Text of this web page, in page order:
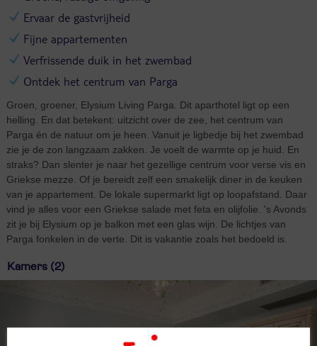
Ervaar de gastvrijheid
Fijne appartementen
Verfrissende duik in het zwembad
Ontdek het centrum van Parga
Groen, groener, Elysium Living Parga. Dit aparthotel ligt op een
helling. En dat betekent: uitzicht over de zee, het centrum van
Parga én de natuur om je heen. Vanuit je ligbedje bij het zwembad
zie je de zon langzaam zakken. Je voelt de warmte op je huid. En
straks? Dan slenter je naar het gezellige centrum voor verse vis en
Griekse mezze. Of je bereidt zelf een smakelijk diner in de keuken
van je appartement. De lokale supermarkt ligt op loopafstand. Daar
vind je alles voor een Griekse salade met feta en olijfolie. 's Avonds
zit je bij Elysium op je balkon met een glas wijn. De lichtjes van
Parga fonkelen in de verte. Dit is vakantie zoals het bedoeld is.
Kamers (2)